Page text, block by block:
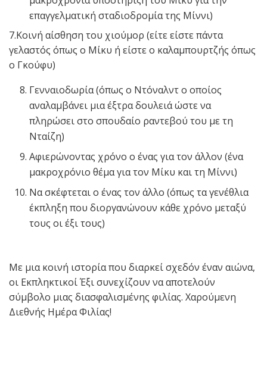
επαγγελματική σταδιοδρομία της Μίννι)
7.Κοινή αίσθηση του χιούμορ (είτε είστε πάντα
γελαστός όπως ο Μίκυ ή είστε ο καλαμπουρτζής όπως
ο Γκούφυ)
Γενναιοδωρία (όπως ο Ντόναλντ ο οποίος
αναλαμβάνει μια έξτρα δουλειά ώστε να
πληρώσει στο σπουδαίο ραντεβού του με τη
Νταίζη)
Αφιερώνοντας χρόνο ο ένας για τον άλλον (ένα
μακροχρόνιο θέμα για τον Μίκυ και τη Μίννι)
Να σκέφτεται ο ένας τον άλλο (όπως τα γενέθλια
έκπληξη που διοργανώνουν κάθε χρόνο μεταξύ
τους οι έξι τους)
Με μια κοινή ιστορία που διαρκεί σχεδόν έναν αιώνα,
οι Εκπληκτικοί Έξι συνεχίζουν να αποτελούν
σύμβολο μιας διασφαλισμένης φιλίας. Χαρούμενη
Διεθνής Ημέρα Φιλίας!